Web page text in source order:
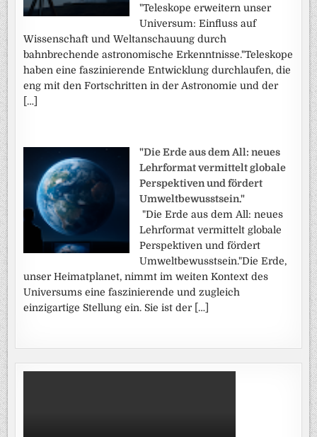
"Teleskope erweitern unser
Universum: Einfluss auf
Wissenschaft und Weltanschauung durch
bahnbrechende astronomische Erkenntnisse."Teleskope
haben eine faszinierende Entwicklung durchlaufen, die
eng mit den Fortschritten in der Astronomie und der
[…]
"Die Erde aus dem All: neues
Lehrformat vermittelt globale
Perspektiven und fördert
Umweltbewusstsein."
"Die Erde aus dem All: neues
Lehrformat vermittelt globale
Perspektiven und fördert
Umweltbewusstsein."Die Erde,
unser Heimatplanet, nimmt im weiten Kontext des
Universums eine faszinierende und zugleich
einzigartige Stellung ein. Sie ist der […]